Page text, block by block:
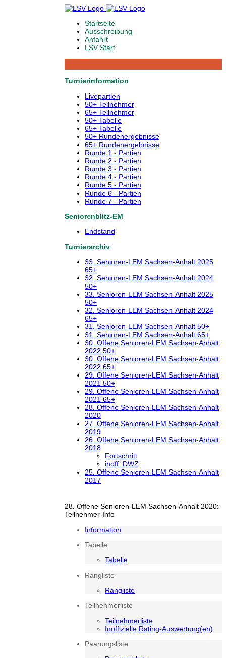
Startseite
Ausschreibung
Anfahrt
LSV Start
Turnierinformation
Livepartien
50+ Teilnehmer
65+ Teilnehmer
50+ Tabelle
65+ Tabelle
50+ Rundenergebnisse
65+ Rundenergebnisse
Runde 1 - Partien
Runde 2 - Partien
Runde 3 - Partien
Runde 4 - Partien
Runde 5 - Partien
Runde 6 - Partien
Runde 7 - Partien
Seniorenblitz-EM
Endstand
Turnierarchiv
33. Senioren-LEM Sachsen-Anhalt 2025
65+
32. Senioren-LEM Sachsen-Anhalt 2024
50+
33. Senioren-LEM Sachsen-Anhalt 2025
50+
32. Senioren-LEM Sachsen-Anhalt 2024
65+
31. Senioren-LEM Sachsen-Anhalt 50+
31. Senioren-LEM Sachsen-Anhalt 65+
30. Offene Senioren-LEM Sachsen-Anhalt
2022 50+
30. Offene Senioren-LEM Sachsen-Anhalt
2022 65+
29. Offene Senioren-LEM Sachsen-Anhalt
2021 50+
29. Offene Senioren-LEM Sachsen-Anhalt
2021 65+
28. Offene Senioren-LEM Sachsen-Anhalt
2020
27. Offene Senioren-LEM Sachsen-Anhalt
2019
26. Offene Senioren-LEM Sachsen-Anhalt
2018
Fortschritt
inoff. DWZ
25. Offene Senioren-LEM Sachsen-Anhalt
2017
28. Offene Senioren-LEM Sachsen-Anhalt 2020:
Teilnehmer-Info
Information
Tabelle
Tabelle
Rangliste
Rangliste
Teilnehmerliste
Teilnehmerliste
Inoffizielle Rating-Auswertung(en)
Paarungsliste